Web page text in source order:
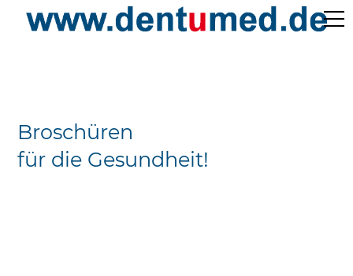
Ärzteverzeichnisse
Broschüren
für die Gesundheit!